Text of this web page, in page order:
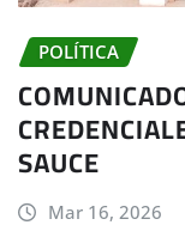
POLÍTICA
SAUCE
Mar 16, 2026